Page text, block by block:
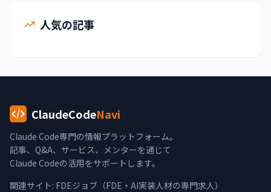
人気の記事
ClaudeCodeNavi
Claude Code専門の情報プラットフォーム。
記事、Q&A、サービス、メンターを通じて
Claude Codeの活用をサポートします。
関連サイト: FDEジョブ（FDE・AI実装人材の専門求人）